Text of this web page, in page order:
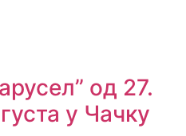
од 27.
у Чачку